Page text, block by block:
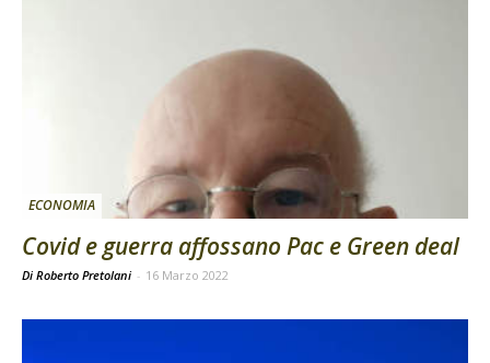
ECONOMIA
Covid e guerra affossano Pac e Green deal
Di Roberto Pretolani - 16 Marzo 2022